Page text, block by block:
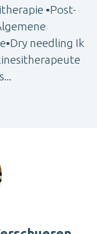
▪️Post-
needling Ik